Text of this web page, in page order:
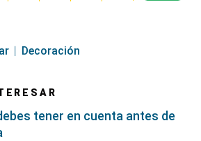
Decoración
tener en cuenta antes de